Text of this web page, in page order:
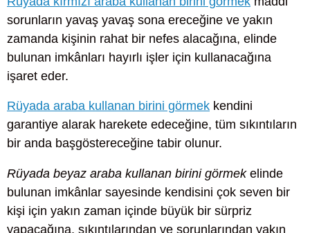
sorunların yavaş yavaş sona ereceğine ve yakın
zamanda kişinin rahat bir nefes alacağına, elinde
bulunan imkânları hayırlı işler için kullanacağına
işaret eder.
Rüyada araba kullanan birini görmek kendini
garantiye alarak harekete edeceğine, tüm sıkıntıların
bir anda başgöstereceğine tabir olunur.
Rüyada beyaz araba kullanan birini görmekelinde
bulunan imkânlar sayesinde kendisini çok seven bir
kişi için yakın zaman içinde büyük bir sürpriz
yapacağına, sıkıntılarından ve sorunlarından yakın